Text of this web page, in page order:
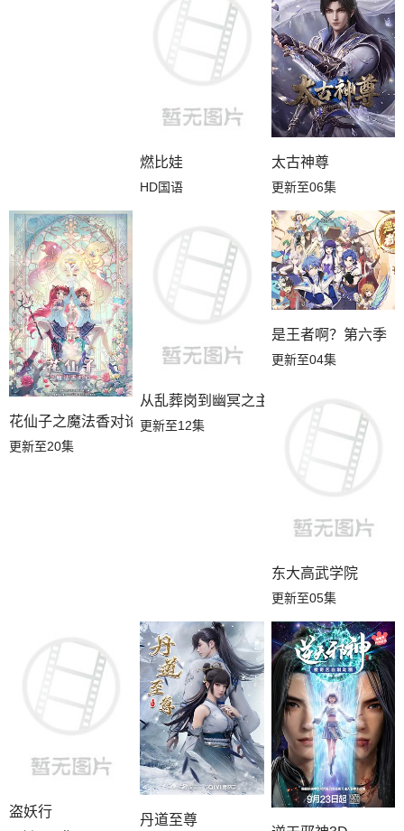
燃比娃
HD国语
太古神尊
更新至06集
花仙子之魔法香对论
更新至20集
从乱葬岗到幽冥之主
更新至12集
是王者啊？第六季
更新至04集
东大高武学院
更新至05集
盗妖行
丹道至尊